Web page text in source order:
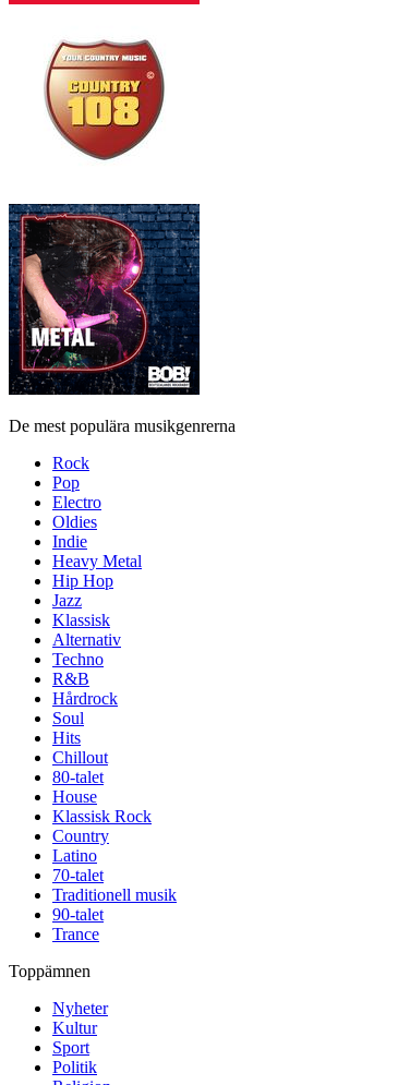
De mest populära musikgenrerna
Rock
Pop
Electro
Oldies
Indie
Heavy Metal
Hip Hop
Jazz
Klassisk
Alternativ
Techno
R&B
Hårdrock
Soul
Hits
Chillout
80-talet
House
Klassisk Rock
Country
Latino
70-talet
Traditionell musik
90-talet
Trance
Toppämnen
Nyheter
Kultur
Sport
Politik